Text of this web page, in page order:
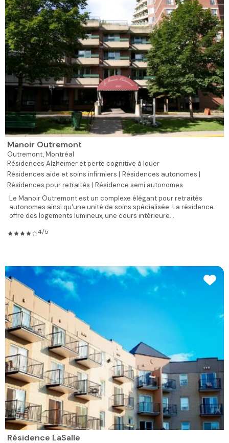
Manoir Outremont
Outremont,Montréal
Résidences Alzheimer et perte cognitive à louer
Résidences aide et soins infirmiers | Résidences autonomes |
Résidences pour retraités | Résidence semi autonomes
Le Manoir Outremont est un complexe élégant pour retraités
autonomes ainsi qu'une unité de soins spécialisée. La résidence
offre des logements lumineux, une cours intérieure...
4/5
Résidence LaSalle